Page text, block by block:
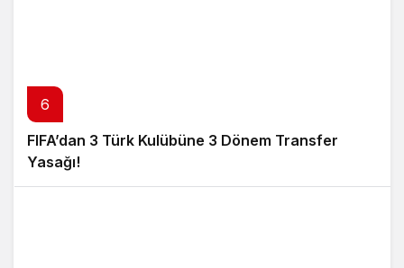
6
FIFA’dan 3 Türk Kulübüne 3 Dönem Transfer
Yasağı!